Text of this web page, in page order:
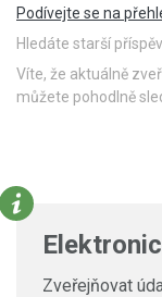
Podívejte se na
Hledáte starší
Víte, že aktuálně
můžete pohodlně
Zveřejňovat